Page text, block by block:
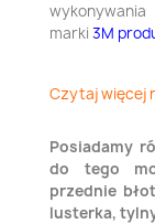
marki 3M
Czytaj więcej
Posiadamy
do tego
przednie
lusterka,